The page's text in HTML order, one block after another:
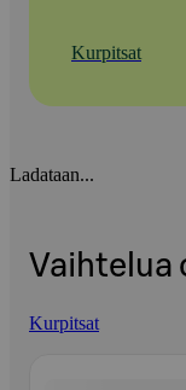
Kurpitsat
Ladataan...
Vaihtelua
Kurpitsat